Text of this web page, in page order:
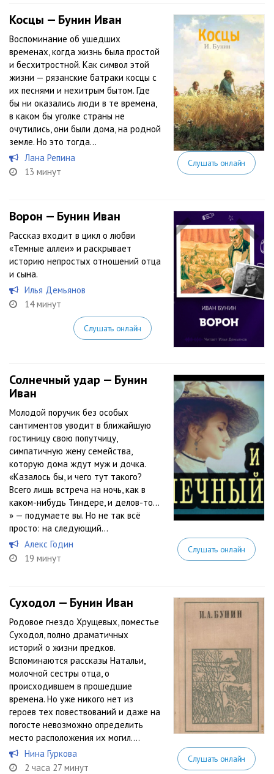
Косцы — Бунин Иван
Воспоминание об ушедших
временах, когда жизнь была простой
и бесхитростной. Как символ этой
жизни — рязанские батраки косцы с
их песнями и нехитрым бытом. Где
бы ни оказались люди в те времена,
в каком бы уголке страны не
очутились, они были дома, на родной
земле. Но это тогда…
Лана Репина
13 минут
Слушать онлайн
Ворон — Бунин Иван
Рассказ входит в цикл о любви
«Темные аллеи» и раскрывает
историю непростых отношений отца
и сына.
Илья Демьянов
14 минут
Слушать онлайн
Солнечный удар — Бунин
Иван
Молодой поручик без особых
сантиментов уводит в ближайшую
гостиницу свою попутчицу,
симпатичную жену семейства,
которую дома ждут муж и дочка.
«Казалось бы, и чего тут такого?
Всего лишь встреча на ночь, как в
каком-нибудь Тиндере, и делов-то…
» — подумаете вы. Но не так всё
просто: на следующий...
Алекс Годин
19 минут
Слушать онлайн
Суходол — Бунин Иван
Родовое гнездо Хрущевых, поместье
Суходол, полно драматичных
историй о жизни предков.
Вспоминаются рассказы Натальи,
молочной сестры отца, о
происходившем в прошедшие
времена. Но уже никого нет из
героев тех повествований и даже на
погосте невозможно определить
место расположения их могил....
Нина Гуркова
2 часа 27 минут
Слушать онлайн